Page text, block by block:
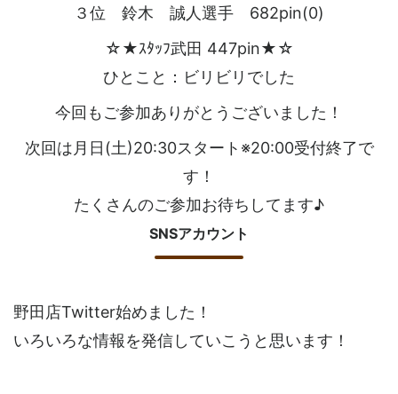
３位 鈴木 誠人選手 682pin(0)
☆★ｽﾀｯﾌ武田 447pin★☆
ひとこと：ビリビリでした
今回もご参加ありがとうございました！
次回は月日(土)20:30スタート※20:00受付終了で
す！
たくさんのご参加お待ちしてます♪
SNSアカウント
野田店Twitter始めました！
いろいろな情報を発信していこうと思います！